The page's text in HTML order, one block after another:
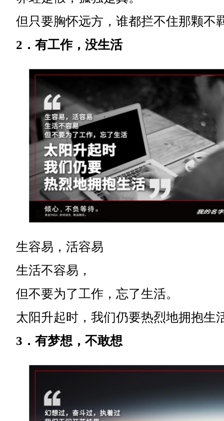
但只要胸怀远方，谁都拦不住那颗不
2．有工作，没生活
生容易，活容易
生活不容易，
但不要为了工作，忘了生活。
太阳升起时，我们仍要热烈地拥抱生
3．有梦想，不敢想